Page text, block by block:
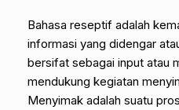
Bahasa reseptif adalah
informasi yang didengar
bersifat sebagai input atau
mendukung kegiatan
Menyimak adalah suatu